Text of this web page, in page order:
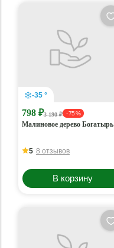
-35 °
798 ₽3 190 ₽ - 75 %
Малиновое дерево Богатырь
5 8 отзывов
В корзину